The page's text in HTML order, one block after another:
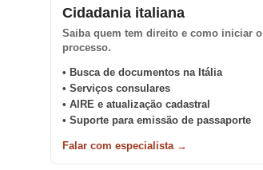
Cidadania italiana
Saiba quem tem direito e como iniciar o
processo.
• Busca de documentos na Itália
• Serviços consulares
• AIRE e atualização cadastral
• Suporte para emissão de passaporte
Falar com especialista →